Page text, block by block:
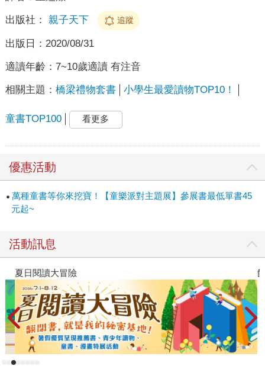
出版社： 親子天下 追蹤
出版日： 2020/08/31
適讀年齡： 7~10歲適讀 有注音
相關主題： 橋梁禮物套書 小學生最愛讀物TOP10！
童書TOP100 看更多
優惠活動
萬種童書等你來挖寶！【童樂派對主題展】參展書最低單書45
元起~
活動訊息
夏日閱讀大冒險